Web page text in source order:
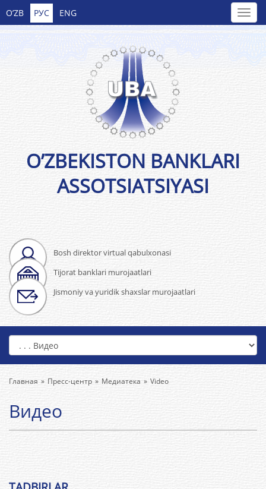
O’ZB РУС ENG
Bosh direktor virtual qabulxonasi
Tijorat banklari murojaatlari
Jismoniy va yuridik shaxslar murojaatlari
O’ZBEKISTON BANKLARI
ASSOTSIATSIYASI
Главная Пресс-центр Медиатека Video
Видео